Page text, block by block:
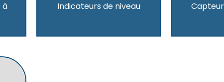
à
Indicateurs de niveau